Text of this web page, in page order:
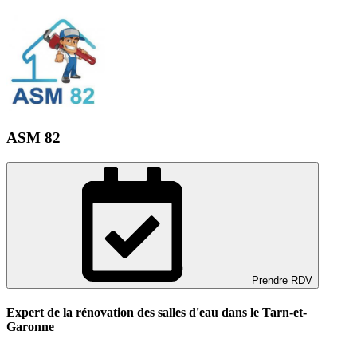
ASM 82
Prendre RDV
Expert de la rénovation des salles d'eau dans le Tarn-et-
Garonne